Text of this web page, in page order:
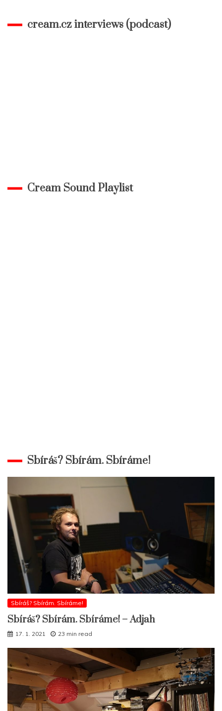
cream.cz interviews (podcast)
Cream Sound Playlist
Sbíráš? Sbírám. Sbíráme!
Sbíráš? Sbírám. Sbíráme!
Sbíráš? Sbírám. Sbíráme! – Adjah
17. 1. 2021 23 min read